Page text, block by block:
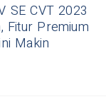
SE CVT 2023
Fitur Premium
Makin